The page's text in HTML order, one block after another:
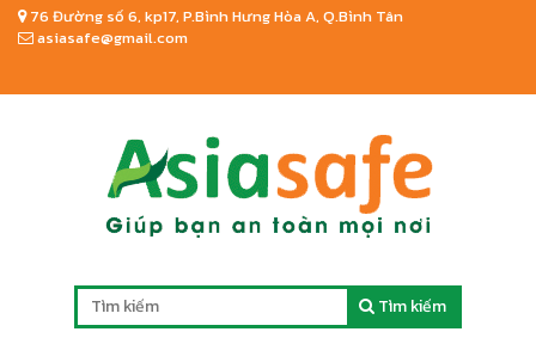
76 Đường số 6, kp17, P.Bình Hưng Hòa A, Q.Bình Tân
asiasafe@gmail.com
Tìm kiếm